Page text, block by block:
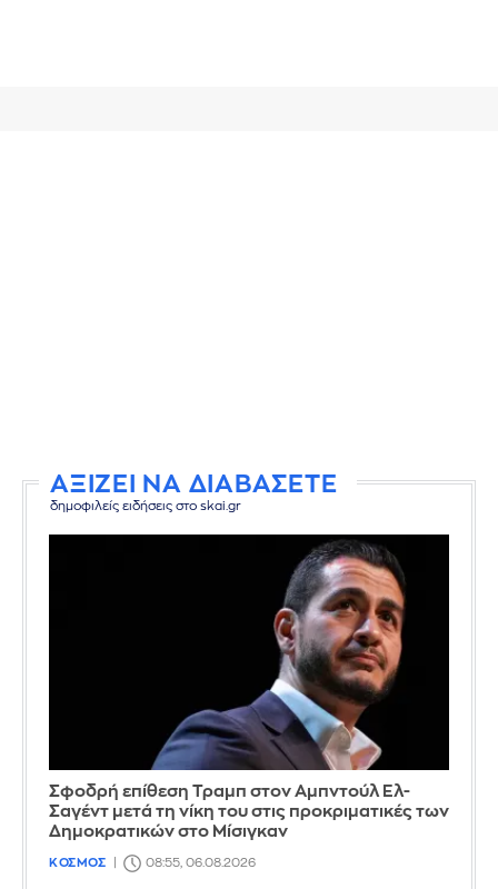
ΑΞΙΖΕΙ ΝΑ ΔΙΑΒΑΣΕΤΕ
δημοφιλείς ειδήσεις στο skai.gr
Σφοδρή επίθεση Τραμπ στον Αμπντούλ Ελ-
Σαγέντ μετά τη νίκη του στις προκριματικές των
Δημοκρατικών στο Μίσιγκαν
ΚΟΣΜΟΣ 08:55, 06.08.2026